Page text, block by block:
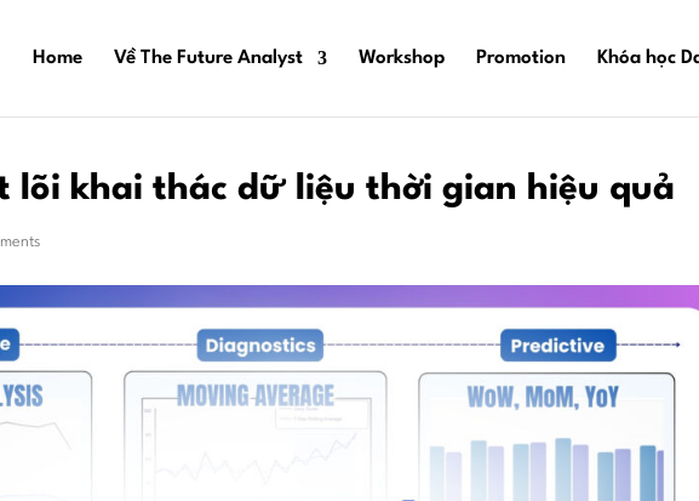
Home Về The Future Analyst Workshop Promotion Khóa học
lõi khai thác dữ liệu thời gian hiệu quả